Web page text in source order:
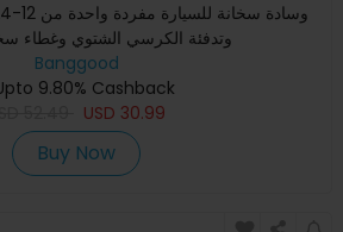
وتدفئة الكرسي الشتوي وغطاء
Banggood
9.80% Cashback
USD 30.99
Buy Now